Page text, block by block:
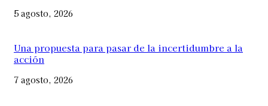
5 agosto, 2026
Una propuesta para pasar de la incertidumbre a la
acción
7 agosto, 2026